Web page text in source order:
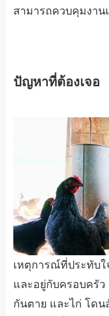
สามารถควบคุมงาน
ปัญหาที่ต้องเจอ
เหตุการณ์ที่ประทับใ
และอยู่กับครอบครั
กันตาย และไก่ โด